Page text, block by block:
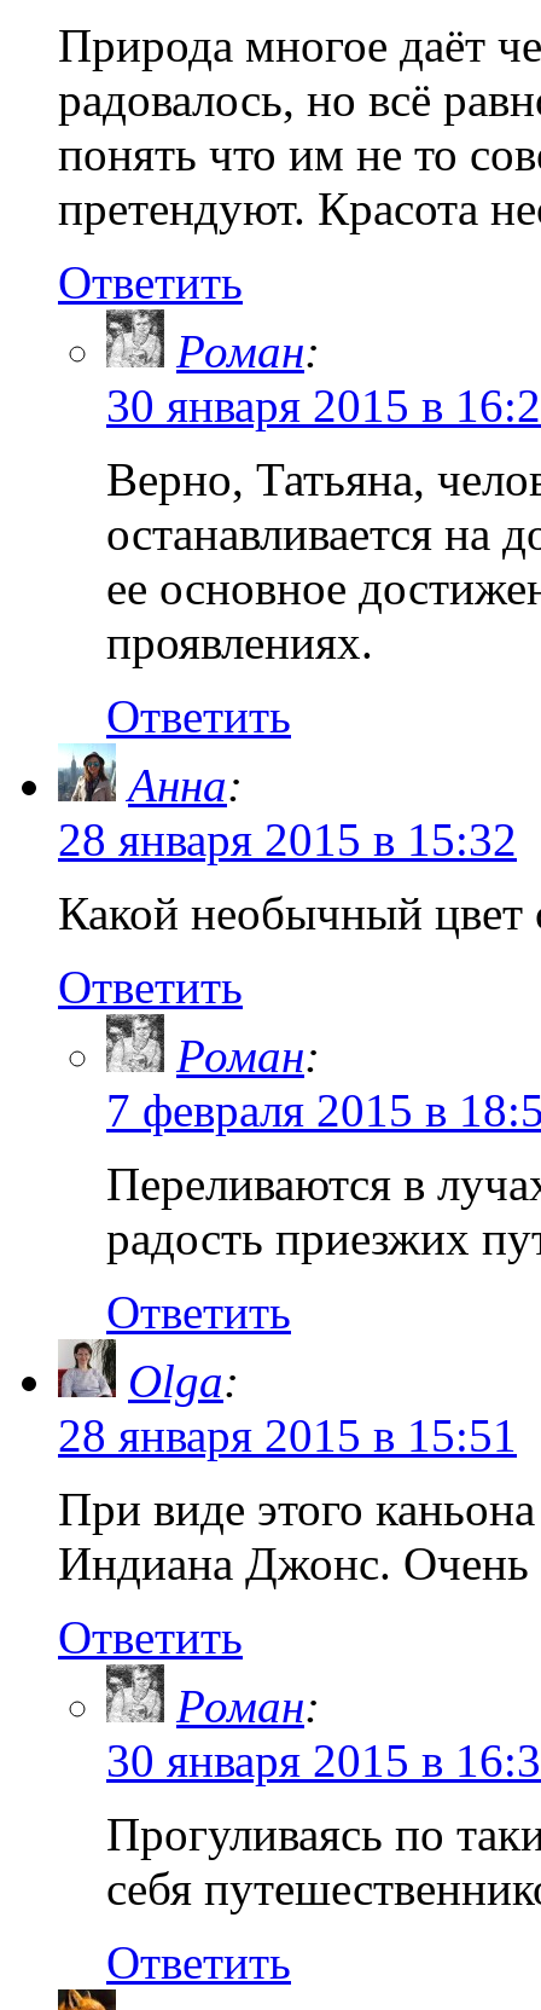
Природа многое даёт
радовалось, но всё
понять что им не то
претендуют. Красота
Ответить
Роман:
30 января 2015 в
Верно, Татьяна,
останавливается на
ее основное
проявлениях.
Ответить
Анна:
28 января 2015 в 15:32
Какой необычный цвет
Ответить
Роман:
7 февраля 2015 в
Переливаются в
радость приезжих
Ответить
Olga:
28 января 2015 в 15:51
При виде этого
Индиана Джонс. Очень
Ответить
Роман:
30 января 2015 в
Прогуливаясь по
себя
Ответить